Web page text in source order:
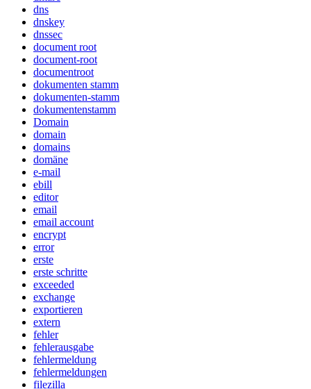
dns
dnskey
dnssec
document root
document-root
documentroot
dokumenten stamm
dokumenten-stamm
dokumentenstamm
Domain
domain
domains
domäne
e-mail
ebill
editor
email
email account
encrypt
error
erste
erste schritte
exceeded
exchange
exportieren
extern
fehler
fehlerausgabe
fehlermeldung
fehlermeldungen
filezilla